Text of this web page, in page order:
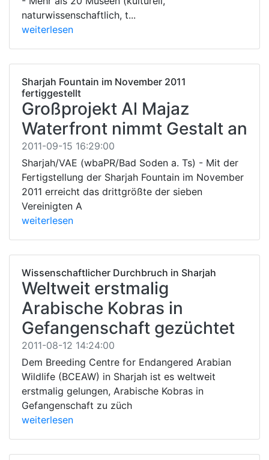
naturwissenschaftlich, t...
weiterlesen
Sharjah Fountain im November 2011
fertiggestellt
Großprojekt Al Majaz
Waterfront nimmt Gestalt an
2011-09-15 16:29:00
Sharjah/VAE (wbaPR/Bad Soden a. Ts) - Mit der
Fertigstellung der Sharjah Fountain im November
2011 erreicht das drittgrößte der sieben
Vereinigten A
weiterlesen
Wissenschaftlicher Durchbruch in Sharjah
Weltweit erstmalig
Arabische Kobras in
Gefangenschaft gezüchtet
2011-08-12 14:24:00
Dem Breeding Centre for Endangered Arabian
Wildlife (BCEAW) in Sharjah ist es weltweit
erstmalig gelungen, Arabische Kobras in
Gefangenschaft zu züch
weiterlesen